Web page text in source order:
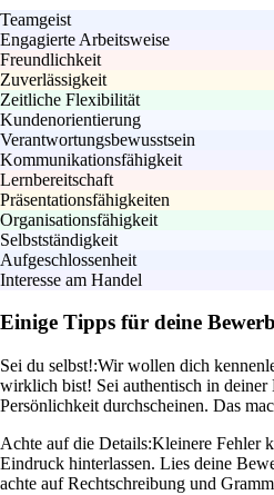
Teamgeist
Engagierte Arbeitsweise
Freundlichkeit
Zuverlässigkeit
Zeitliche Flexibilität
Kundenorientierung
Verantwortungsbewusstsein
Kommunikationsfähigkeit
Lernbereitschaft
Präsentationsfähigkeiten
Organisationsfähigkeit
Selbstständigkeit
Aufgeschlossenheit
Interesse am Handel
Einige Tipps für deine
Sei du selbst!:Wir wollen dich
wirklich bist! Sei authentisch in deiner
Persönlichkeit durchscheinen. Das
Achte auf die Details:Kleinere Fehler
Eindruck hinterlassen. Lies deine
achte auf Rechtschreibung und